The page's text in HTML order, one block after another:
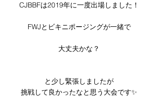
CJBBFは2019年に一度出場しました！
FWJとビキニポージングが一緒で
大丈夫かな？
と少し緊張しましたが
挑戦して良かったなと思う大会です✨